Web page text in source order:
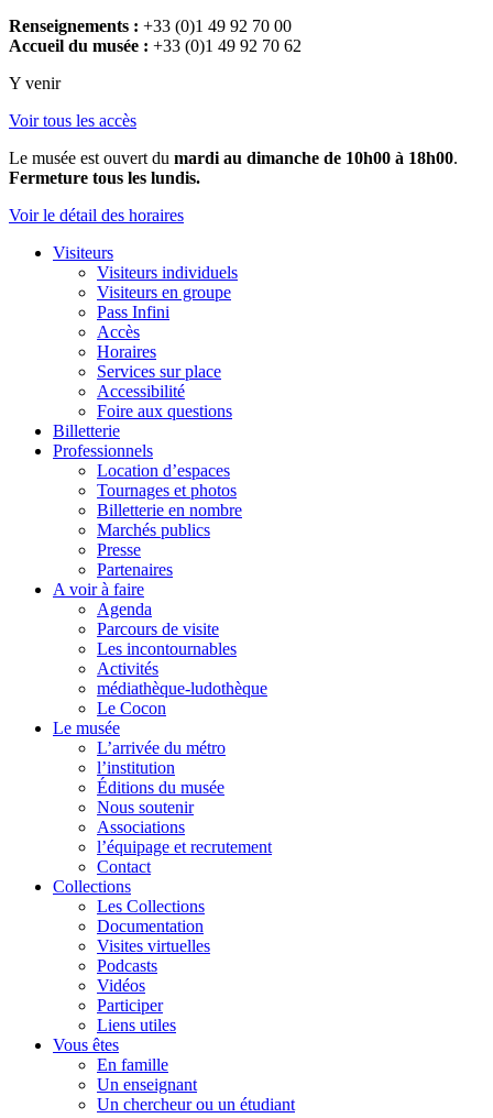
Renseignements : +33 (0)1 49 92 70 00
Accueil du musée : +33 (0)1 49 92 70 62
Y venir
Voir tous les accès
Le musée est ouvert du mardi au dimanche de 10h00 à 18h00.
Fermeture tous les lundis.
Voir le détail des horaires
Visiteurs
Visiteurs individuels
Visiteurs en groupe
Pass Infini
Accès
Horaires
Services sur place
Accessibilité
Foire aux questions
Billetterie
Professionnels
Location d’espaces
Tournages et photos
Billetterie en nombre
Marchés publics
Presse
Partenaires
A voir à faire
Agenda
Parcours de visite
Les incontournables
Activités
médiathèque-ludothèque
Le Cocon
Le musée
L’arrivée du métro
l’institution
Éditions du musée
Nous soutenir
Associations
l’équipage et recrutement
Contact
Collections
Les Collections
Documentation
Visites virtuelles
Podcasts
Vidéos
Participer
Liens utiles
Vous êtes
En famille
Un enseignant
Un chercheur ou un étudiant